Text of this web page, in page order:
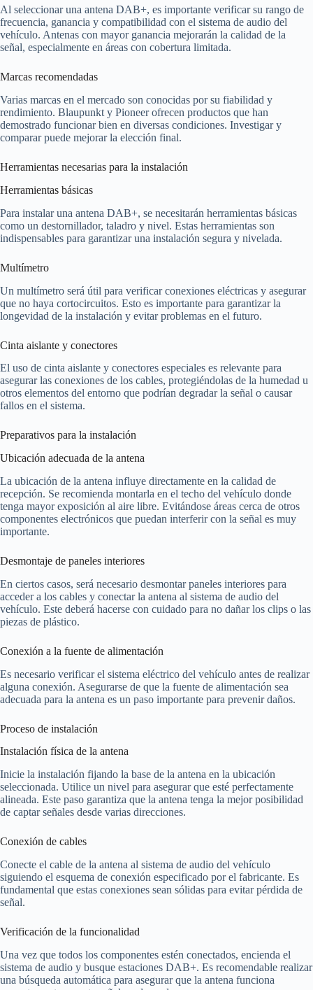
Al seleccionar una antena DAB+, es importante verificar su rango de
frecuencia, ganancia y compatibilidad con el sistema de audio del
vehículo. Antenas con mayor ganancia mejorarán la calidad de la
señal, especialmente en áreas con cobertura limitada.
Marcas recomendadas
Varias marcas en el mercado son conocidas por su fiabilidad y
rendimiento. Blaupunkt y Pioneer ofrecen productos que han
demostrado funcionar bien en diversas condiciones. Investigar y
comparar puede mejorar la elección final.
Herramientas necesarias para la instalación
Herramientas básicas
Para instalar una antena DAB+, se necesitarán herramientas básicas
como un destornillador, taladro y nivel. Estas herramientas son
indispensables para garantizar una instalación segura y nivelada.
Multímetro
Un multímetro será útil para verificar conexiones eléctricas y asegurar
que no haya cortocircuitos. Esto es importante para garantizar la
longevidad de la instalación y evitar problemas en el futuro.
Cinta aislante y conectores
El uso de cinta aislante y conectores especiales es relevante para
asegurar las conexiones de los cables, protegiéndolas de la humedad u
otros elementos del entorno que podrían degradar la señal o causar
fallos en el sistema.
Preparativos para la instalación
Ubicación adecuada de la antena
La ubicación de la antena influye directamente en la calidad de
recepción. Se recomienda montarla en el techo del vehículo donde
tenga mayor exposición al aire libre. Evitándose áreas cerca de otros
componentes electrónicos que puedan interferir con la señal es muy
importante.
Desmontaje de paneles interiores
En ciertos casos, será necesario desmontar paneles interiores para
acceder a los cables y conectar la antena al sistema de audio del
vehículo. Este deberá hacerse con cuidado para no dañar los clips o las
piezas de plástico.
Conexión a la fuente de alimentación
Es necesario verificar el sistema eléctrico del vehículo antes de realizar
alguna conexión. Asegurarse de que la fuente de alimentación sea
adecuada para la antena es un paso importante para prevenir daños.
Proceso de instalación
Instalación física de la antena
Inicie la instalación fijando la base de la antena en la ubicación
seleccionada. Utilice un nivel para asegurar que esté perfectamente
alineada. Este paso garantiza que la antena tenga la mejor posibilidad
de captar señales desde varias direcciones.
Conexión de cables
Conecte el cable de la antena al sistema de audio del vehículo
siguiendo el esquema de conexión especificado por el fabricante. Es
fundamental que estas conexiones sean sólidas para evitar pérdida de
señal.
Verificación de la funcionalidad
Una vez que todos los componentes estén conectados, encienda el
sistema de audio y busque estaciones DAB+. Es recomendable realizar
una búsqueda automática para asegurar que la antena funciona